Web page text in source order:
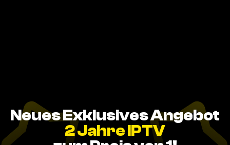
Neues Exklusives Angebot
2 Jahre IPTV